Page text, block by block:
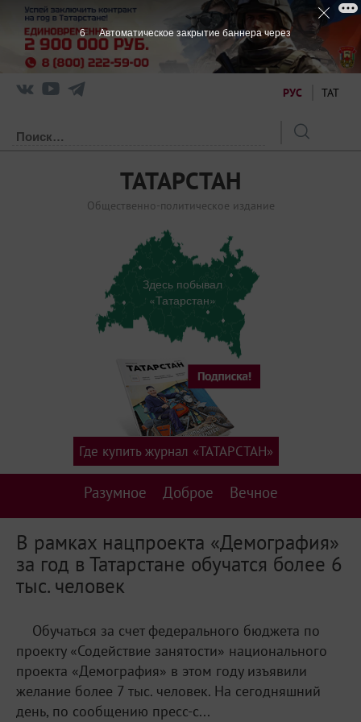
РУС ТАТ
ТАТАРСТАН
Общественно-политическое издание
Здесь побывал
«Татарстан»
Разумное Доброе Вечное
Где купить журнал «ТАТАРСТАН»
В рамках нацпроекта «Демография»
за год в Татарстане обучатся более 6
тыс. человек
Обучаться за счет федерального бюджета по
проекту «Содействие занятости» национального
проекта «Демография» в этом году изъявили
желание более 7 тыс. человек. На сегодняшний
день, по сообщению пресс-с...
6 Автоматическое закрытие баннера через